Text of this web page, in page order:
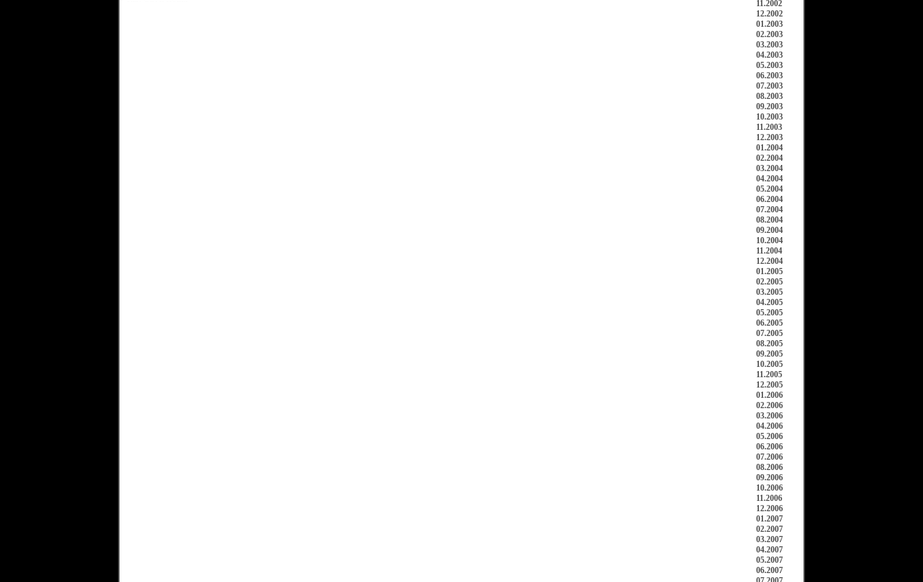
11.2002
12.2002
01.2003
02.2003
03.2003
04.2003
05.2003
06.2003
07.2003
08.2003
09.2003
10.2003
11.2003
12.2003
01.2004
02.2004
03.2004
04.2004
05.2004
06.2004
07.2004
08.2004
09.2004
10.2004
11.2004
12.2004
01.2005
02.2005
03.2005
04.2005
05.2005
06.2005
07.2005
08.2005
09.2005
10.2005
11.2005
12.2005
01.2006
02.2006
03.2006
04.2006
05.2006
06.2006
07.2006
08.2006
09.2006
10.2006
11.2006
12.2006
01.2007
02.2007
03.2007
04.2007
05.2007
06.2007